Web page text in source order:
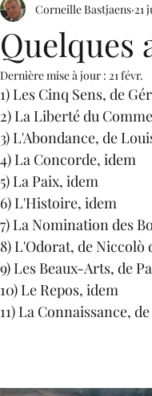
Quelques
Corneille Bastjaens 21
Dernière mise à jour : 21 févr.
1) Les Cinq Sens, de
2) La Liberté du
3) L'Abondance, de
4) La Concorde, idem
5) La Paix, idem
6) L'Histoire, idem
7) La Nomination des
8) L'Odorat, de Niccolò
9) Les Beaux-Arts, de
10) Le Repos, idem
11) La Connaissance,